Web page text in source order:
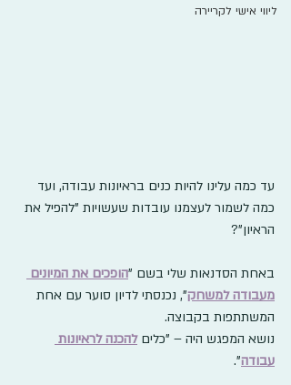
ליווי אישי לקריירה
עד כמה עלינו להיות כנים בראיונות עבודה, ועד
כמה לשמור לעצמנו עובדות שעשויות "להפיל את
הראיון"?
באחת הסדנאות שלי בשם "הופכים את המיונים
מעבודה למשחק", נכנסתי לדיון סוער עם אחת
המשתתפות בקבוצה.
נושא המפגש היה – "כלים להכנה לראיונות
עבודה".